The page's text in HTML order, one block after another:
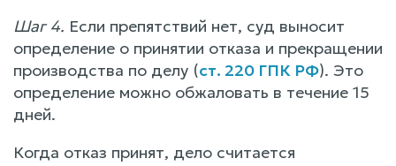
Шаг 4. Если препятствий нет, суд выносит
определение о принятии отказа и прекращении
производства по делу (ст. 220 ГПК РФ). Это
определение можно обжаловать в течение 15
дней.
Когда отказ принят, дело считается